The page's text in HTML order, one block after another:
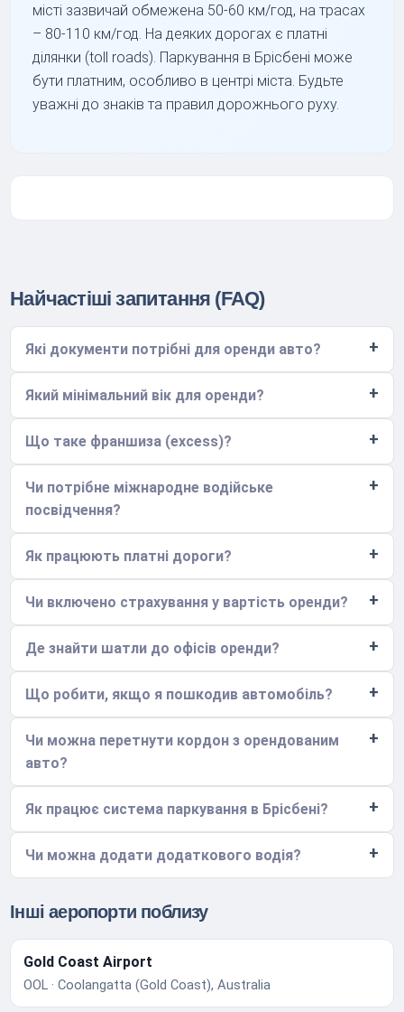
місті зазвичай обмежена 50-60 км/год, на трасах
– 80-110 км/год. На деяких дорогах є платні
ділянки (toll roads). Паркування в Брісбені може
бути платним, особливо в центрі міста. Будьте
уважні до знаків та правил дорожнього руху.
Найчастіші запитання (FAQ)
Які документи потрібні для оренди авто?
Який мінімальний вік для оренди?
Що таке франшиза (excess)?
Чи потрібне міжнародне водійське
посвідчення?
Як працюють платні дороги?
Чи включено страхування у вартість оренди?
Де знайти шатли до офісів оренди?
Що робити, якщо я пошкодив автомобіль?
Чи можна перетнути кордон з орендованим
авто?
Як працює система паркування в Брісбені?
Чи можна додати додаткового водія?
Інші аеропорти поблизу
Gold Coast Airport
OOL · Coolangatta (Gold Coast), Australia